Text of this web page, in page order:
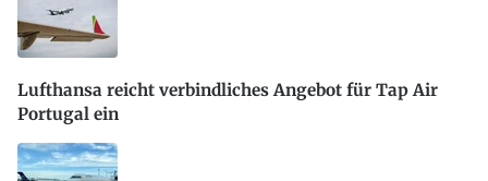
Lufthansa reicht verbindliches Angebot für Tap Air
Portugal ein